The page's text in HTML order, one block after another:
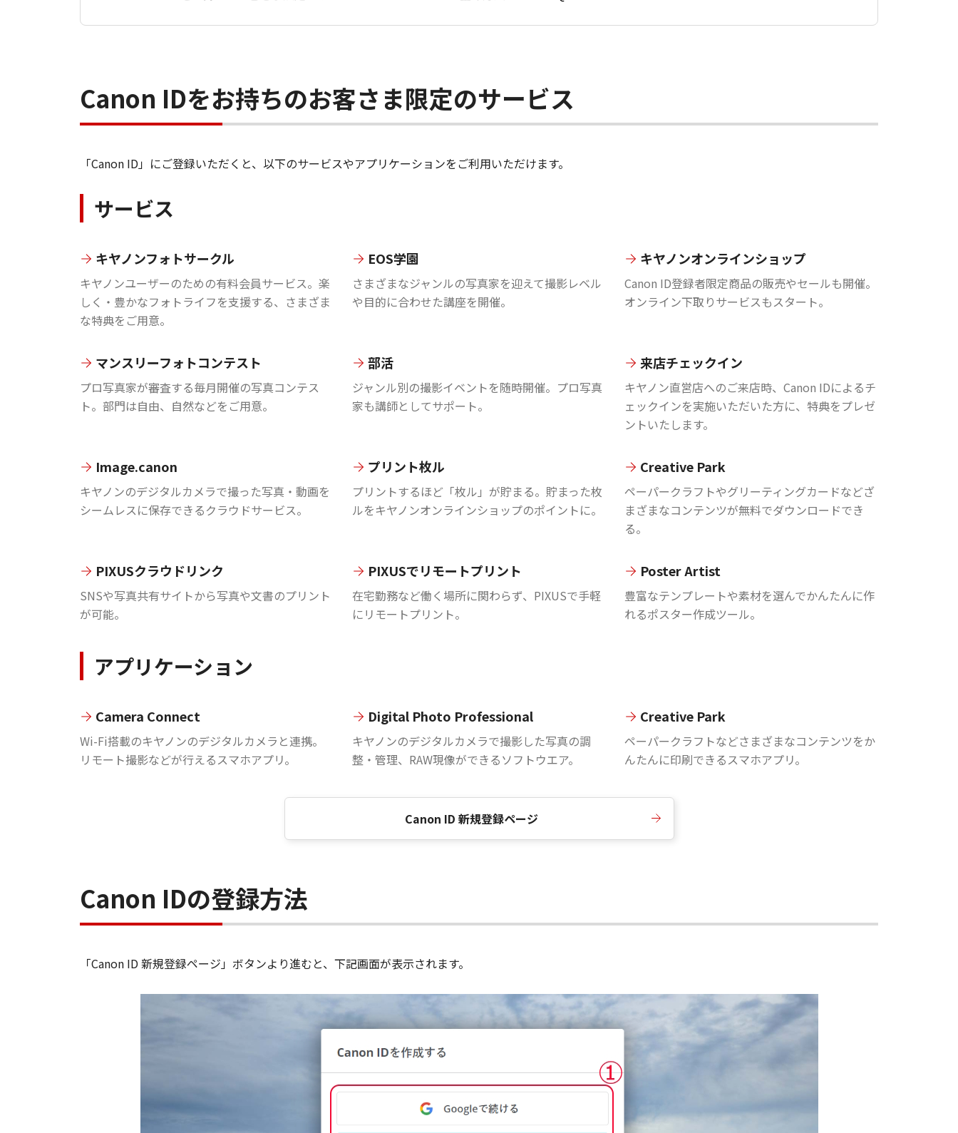
Canon IDをお持ちのお客さま限定のサービス
「Canon ID」にご登録いただくと、以下のサービスやアプリケーションをご利用いただけます。
サービス
キヤノンフォトサークル
キヤノンユーザーのための有料会員サービス。楽
しく・豊かなフォトライフを支援する、さまざま
な特典をご用意。
EOS学園
さまざまなジャンルの写真家を迎えて撮影レベル
や目的に合わせた講座を開催。
キヤノンオンラインショップ
Canon ID登録者限定商品の販売やセールも開催。
オンライン下取りサービスもスタート。
マンスリーフォトコンテスト
プロ写真家が審査する毎月開催の写真コンテス
ト。部門は自由、自然などをご用意。
部活
ジャンル別の撮影イベントを随時開催。プロ写真
家も講師としてサポート。
来店チェックイン
キヤノン直営店へのご来店時、Canon IDによるチ
ェックインを実施いただいた方に、特典をプレゼ
ントいたします。
Image.canon
キヤノンのデジタルカメラで撮った写真・動画を
シームレスに保存できるクラウドサービス。
プリント枚ル
プリントするほど「枚ル」が貯まる。貯まった枚
ルをキヤノンオンラインショップのポイントに。
Creative Park
ペーパークラフトやグリーティングカードなどざ
まざまなコンテンツが無料でダウンロードでき
る。
PIXUSクラウドリンク
SNSや写真共有サイトから写真や文書のプリント
が可能。
PIXUSでリモートプリント
在宅勤務など働く場所に関わらず、PIXUSで手軽
にリモートプリント。
Poster Artist
豊富なテンプレートや素材を選んでかんたんに作
れるポスター作成ツール。
アプリケーション
Camera Connect
Wi-Fi搭載のキヤノンのデジタルカメラと連携。
リモート撮影などが行えるスマホアプリ。
Digital Photo Professional
キヤノンのデジタルカメラで撮影した写真の調
整・管理、RAW現像ができるソフトウエア。
Creative Park
ペーパークラフトなどさまざまなコンテンツをか
んたんに印刷できるスマホアプリ。
Canon ID 新規登録ページ
Canon IDの登録方法
「Canon ID 新規登録ページ」ボタンより進むと、下記画面が表示されます。